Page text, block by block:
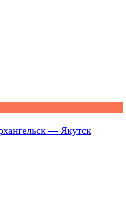
— Якутск